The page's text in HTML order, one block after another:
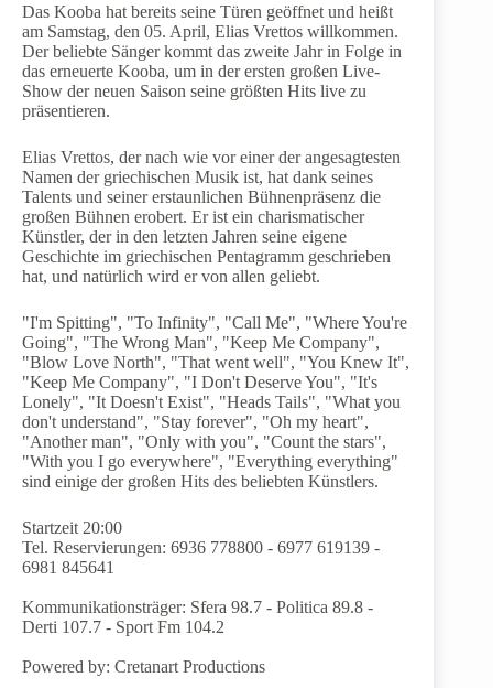
Das Kooba hat bereits seine Türen geöffnet und heißt
am Samstag, den 05. April, Elias Vrettos willkommen.
Der beliebte Sänger kommt das zweite Jahr in Folge in
das erneuerte Kooba, um in der ersten großen Live-
Show der neuen Saison seine größten Hits live zu
präsentieren.
Elias Vrettos, der nach wie vor einer der angesagtesten
Namen der griechischen Musik ist, hat dank seines
Talents und seiner erstaunlichen Bühnenpräsenz die
großen Bühnen erobert. Er ist ein charismatischer
Künstler, der in den letzten Jahren seine eigene
Geschichte im griechischen Pentagramm geschrieben
hat, und natürlich wird er von allen geliebt.
"I'm Spitting", "To Infinity", "Call Me", "Where You're
Going", "The Wrong Man", "Keep Me Company",
"Blow Love North", "That went well", "You Knew It",
"Keep Me Company", "I Don't Deserve You", "It's
Lonely", "It Doesn't Exist", "Heads Tails", "What you
don't understand", "Stay forever", "Oh my heart",
"Another man", "Only with you", "Count the stars",
"With you I go everywhere", "Everything everything"
sind einige der großen Hits des beliebten Künstlers.
Startzeit 20:00
Tel. Reservierungen: 6936 778800 - 6977 619139 -
6981 845641
Kommunikationsträger: Sfera 98.7 - Politica 89.8 -
Derti 107.7 - Sport Fm 104.2
Powered by: Cretanart Productions